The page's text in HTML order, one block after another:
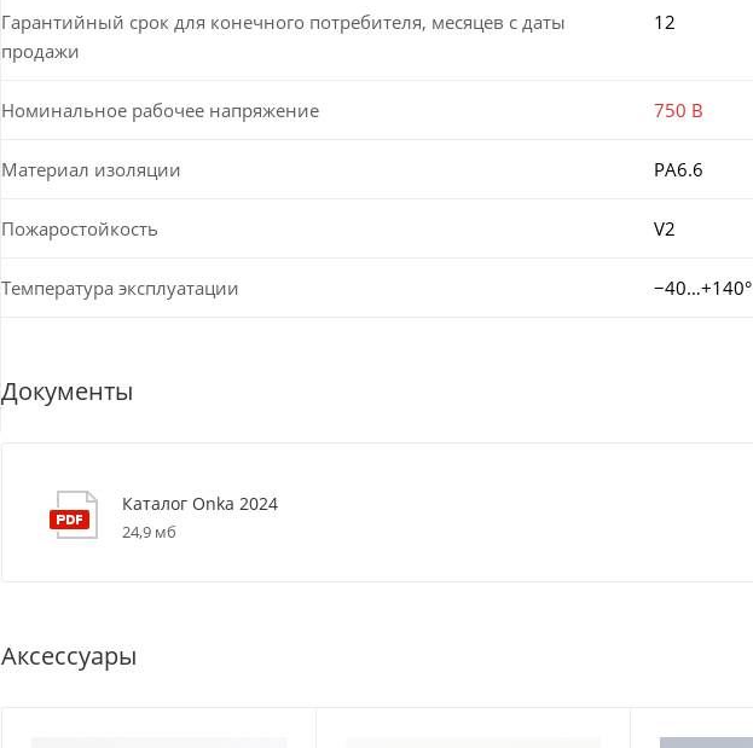
Гарантийный срок для конечного потребителя, месяцев с даты
продажи
12
Номинальное рабочее напряжение 750 В
Материал изоляции PA6.6
Пожаростойкость V2
Температура эксплуатации
Документы
Каталог Onka 2024
24,9 мб
Аксессуары